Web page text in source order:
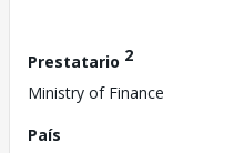
Prestatario 2
Ministry of Finance
País